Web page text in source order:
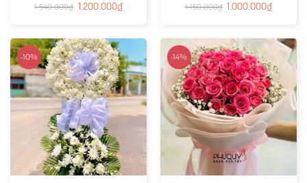
1.540.000₫ 1.200.000₫ 1.150.000₫ 1.000.000₫
-10% -14%